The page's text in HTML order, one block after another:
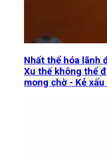
Nhất thể hóa lãnh
Xu thế không thể
mong chờ - Kẻ